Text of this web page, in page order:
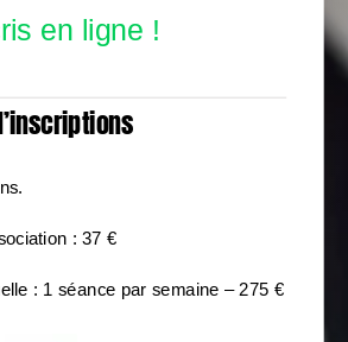
en ligne !
: 37 €
: 1 séance par semaine – 275 €